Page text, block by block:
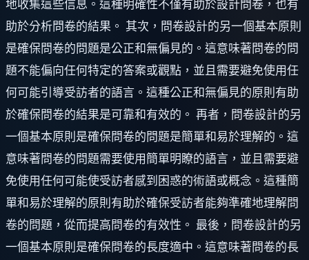
地收集這些信息。這種明確性不僅有助於設計問卷，也有
助於分析問卷的結果。 其次，問卷設計的另一個基本原則
是確保問卷的問題是公正和無偏見的。這意味著問卷的問
題不能偏向任何特定的答案或觀點，並且需要避免使用任
何可能引導受訪者的語言。這種公正和無偏見的原則有助
於確保問卷的結果是可靠和有效的。 再者，問卷設計的另
一個基本原則是確保問卷的問題是簡單和易於理解的。這
意味著問卷的問題需要使用簡單明瞭的語言，並且需要避
免使用任何可能使受訪者感到困惑的術語或概念。這種簡
單和易於理解的原則有助於確保受訪者能夠準確地理解問
卷的問題，從而提高問卷的有效性。 最後，問卷設計的另
一個基本原則是確保問卷的長度適中。這意味著問卷的長